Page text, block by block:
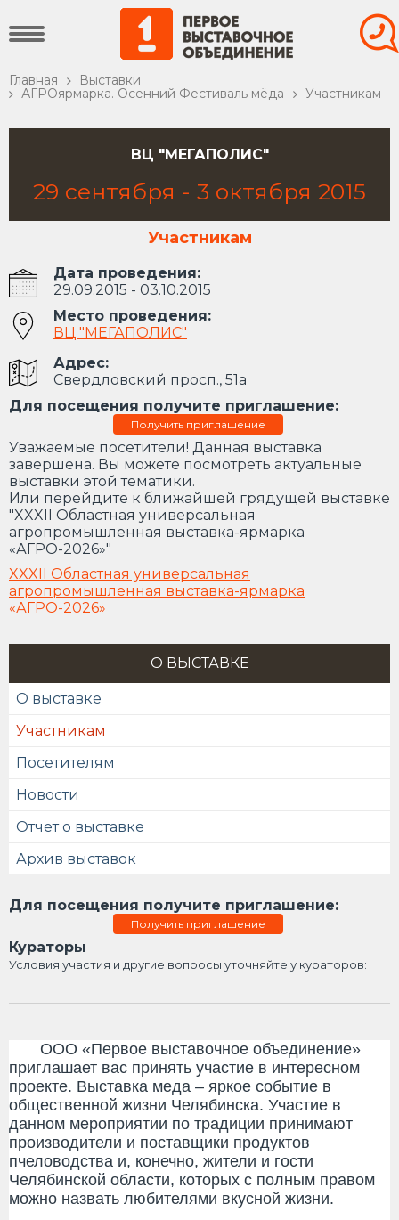
Главная
Выставки
АГРОярмарка. Осенний Фестиваль мёда
Участникам
ВЦ "МЕГАПОЛИС"
29 сентября - 3 октября 2015
Участникам
Дата проведения:
29.09.2015 - 03.10.2015
Место проведения:
ВЦ "МЕГАПОЛИС"
Адрес:
Свердловский просп., 51а
Для посещения получите приглашение:
Получить приглашение
Уважаемые посетители! Данная выставка
завершена. Вы можете посмотреть актуальные
выставки этой тематики.
Или перейдите к ближайшей грядущей выставке
"XXXII Областная универсальная
агропромышленная выставка-ярмарка
«АГРО-2026»"
XXXII Областная универсальная
агропромышленная выставка-ярмарка
«АГРО-2026»
О ВЫСТАВКЕ
О выставке
Участникам
Посетителям
Новости
Отчет о выставке
Архив выставок
Для посещения получите приглашение:
Получить приглашение
Кураторы
Условия участия и другие вопросы уточняйте у кураторов:
ООО «Первое выставочное объединение»
приглашает вас принять участие в интересном
проекте. Выставка меда – яркое событие в
общественной жизни Челябинска. Участие в
данном мероприятии по традиции принимают
производители и поставщики продуктов
пчеловодства и, конечно, жители и гости
Челябинской области, которых с полным правом
можно назвать любителями вкусной жизни.